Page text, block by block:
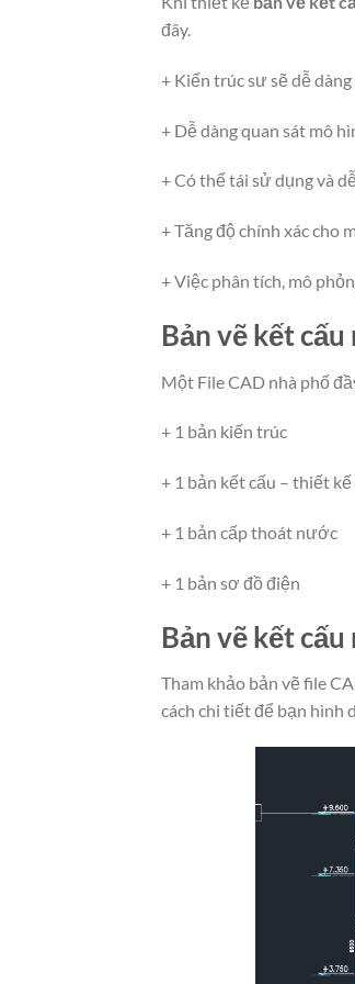
đây.
+ Kiến trúc sư sẽ dễ
+ Dễ dàng quan sát mô
+ Có thể tái sử dụng và
+ Tăng độ chính xác cho
+ Việc phân tích, mô
Bản vẽ kết
Một File CAD nhà phố
+ 1 bản kiến trúc
+ 1 bản kết cấu – thiết
+ 1 bản cấp thoát nước
+ 1 bản sơ đồ điện
Bản vẽ kết
Tham khảo bản vẽ file
cách chi tiết để bạn hình